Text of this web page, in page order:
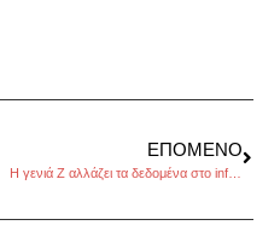
ΕΠΌΜΕΝΟ
Η γενιά Z αλλάζει τα δεδομένα στο influencer marketing